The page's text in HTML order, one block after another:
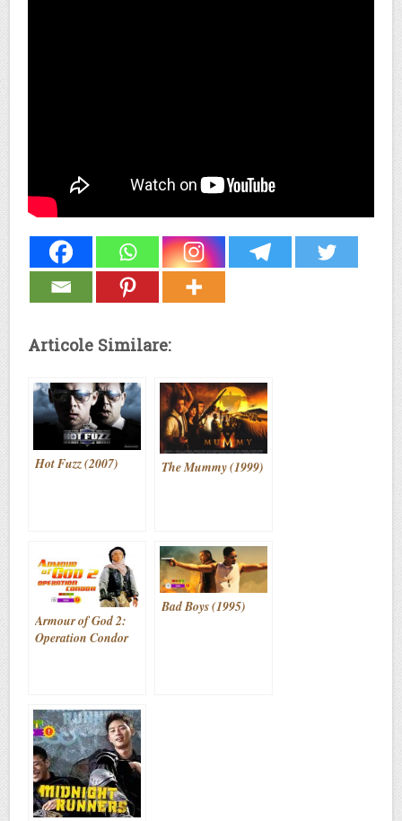
Articole Similare:
Hot Fuzz (2007) The Mummy (1999)
Armour of God 2:
Operation Condor
Bad Boys (1995)